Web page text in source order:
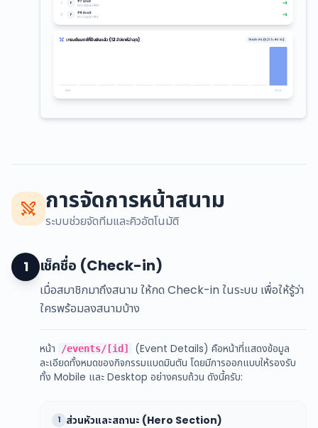
การจัดการหน้าสนาม
ระบบช่วยจัดทีมและคิวอัตโนมัติ
1 เช็คชื่อ (Check-in)
เมื่อสมาชิกมาถึงสนาม ให้กด Check-in ในระบบ เพื่อให้รู้ว่า
ใครพร้อมลงสนามบ้าง
หน้า /events/[id]
(Event Details) คือหน้าที่แสดงข้อมูล
ละเอียดทั้งหมดของกิจกรรมแบดมินตัน โดยมีการออกแบบให้รองรับ
ทั้ง Mobile และ Desktop อย่างครบถ้วน ดังนี้ครับ:
1 ส่วนหัวและสถานะ (Hero Section)